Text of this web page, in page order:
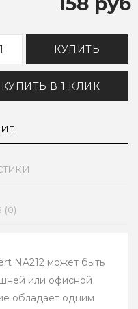
КУПИТЬ
КУПИТЬ В 1 КЛИК
NA212 может быть
или офисной
обладает одним